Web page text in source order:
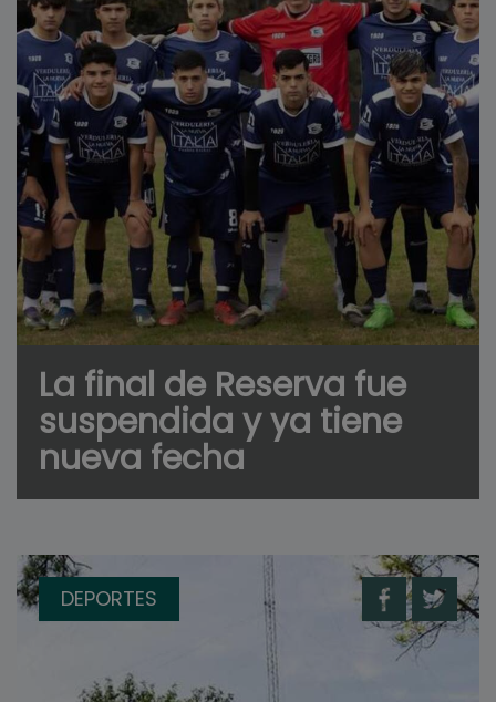
La final de Reserva fue
suspendida y ya tiene
nueva fecha
DEPORTES